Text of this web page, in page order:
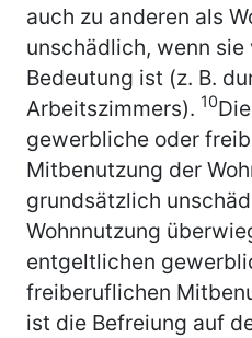
auch zu anderen als
unschädlich, wenn
Bedeutung ist (z. B.
Arbeitszimmers). 10
gewerbliche oder
Mitbenutzung der
grundsätzlich
Wohnnutzung
entgeltlichen
freiberuflichen
ist die Befreiung auf